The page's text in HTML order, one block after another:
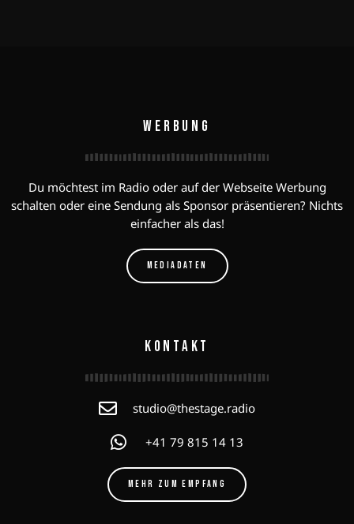
WERBUNG
Du möchtest im Radio oder auf der Webseite Werbung
schalten oder eine Sendung als Sponsor präsentieren? Nichts
einfacher als das!
MEDIADATEN
KONTAKT
studio@thestage.radio
+41 79 815 14 13
MEHR ZUM EMPFANG